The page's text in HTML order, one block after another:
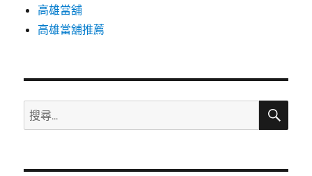
高雄當舖
高雄當舖推薦
搜
尋
鍵
搜